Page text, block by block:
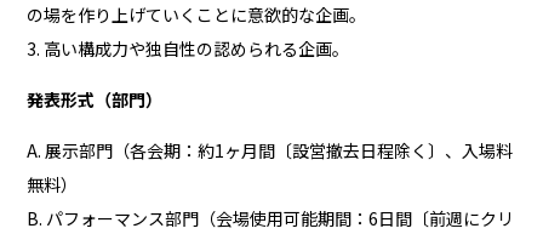
の場を作り上げていくことに意欲的な企画。
3. 高い構成力や独自性の認められる企画。
発表形式（部門）
A. 展示部門（各会期：約1ヶ月間〔設営撤去日程除く〕、入場料
無料）
B. パフォーマンス部門（会場使用可能期間：6日間〔前週にクリ